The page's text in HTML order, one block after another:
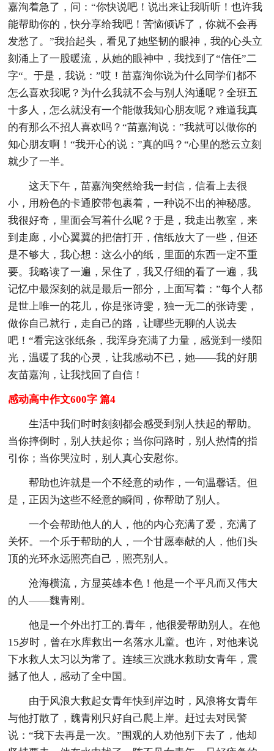
嘉洵着急了，问：“你快说吧！说出来让我听听！也许我
能帮助你的，快分享给我吧！苦恼倾诉了，你就不会再
发愁了。”我抬起头，看见了她坚韧的眼神，我的心头立
刻涌上了一股暖流，从她的眼神中，我找到了“信任”二
字“。于是，我说：”哎！苗嘉洵你说为什么同学们都不
怎么喜欢我呢？为什么我就不会与别人沟通呢？全班五
十多人，怎么就没有一个能做我知心朋友呢？难道我真
的有那么不招人喜欢吗？“苗嘉洵说：”我就可以做你的
知心朋友啊！“我开心的说：”真的吗？“心里的愁云立刻
就少了一半。
这天下午，苗嘉洵突然给我一封信，信看上去很
小，用粉色的卡通胶带包裹着，一种说不出的神秘感。
我很好奇，里面会写着什么呢？于是，我走出教室，来
到走廊，小心翼翼的把信打开，信纸放大了一些，但还
是不够大，我心想：这么小的纸，里面的东西一定不重
要。我略读了一遍，呆住了，我又仔细的看了一遍，我
记忆中最深刻的就是最后一部分，上面写着：”每个人都
是世上唯一的花儿，你是张诗雯，独一无二的张诗雯，
做你自己就行，走自己的路，让哪些无聊的人说去
吧！“看完这张纸条，我浑身充满了力量，感觉到一缕阳
光，温暖了我的心灵，让我感动不已，她——我的好朋
友苗嘉洵，让我找回了自信！
感动高中作文600字 篇4
生活中我们时时刻刻都会感受到别人扶起的帮助。
当你摔倒时，别人扶起你；当你问路时，别人热情的指
引你；当你哭泣时，别人真心安慰你。
帮助也许就是一个不经意的动作，一句温馨话。但
是，正因为这些不经意的瞬间，你帮助了别人。
一个会帮助他人的人，他的内心充满了爱，充满了
关怀。一个乐于帮助的人，一个甘愿奉献的人，他们头
顶的光环永远照亮自己，照亮别人。
沧海横流，方显英雄本色！他是一个平凡而又伟大
的人——魏青刚。
他是一个外出打工的.青年，他很爱帮助别人。在他
15岁时，曾在水库救出一名落水儿童。也许，对他来说
下水救人太习以为常了。连续三次跳水救助女青年，震
撼了他人，感动了全中国。
由于风浪大救起女青年快到岸边时，风浪将女青年
与他打散了，魏青刚只好自己爬上岸。赶过去对民警
说：“我下去再是一次。”围观的人劝他别下去了，他却